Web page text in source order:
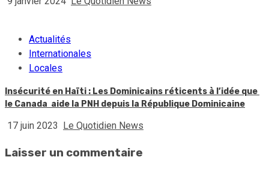
Actualités
Internationales
Locales
Insécurité en Haïti : Les Dominicains réticents à l’idée que
le Canada aide la PNH depuis la République Dominicaine
17 juin 2023 Le Quotidien News
Laisser un commentaire